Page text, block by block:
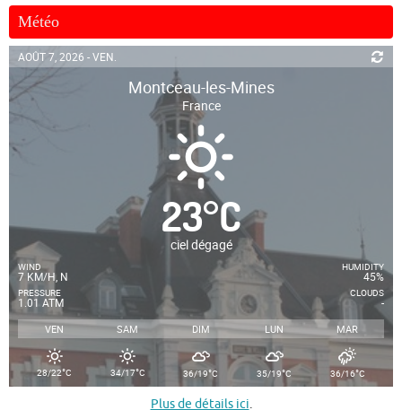
Météo
AOÛT 7, 2026 - VEN.
Montceau-les-Mines
France
23°C
ciel dégagé
WIND
7 KM/H, N
PRESSURE
1.01 ATM
HUMIDITY
45%
CLOUDS
-
VEN SAM DIM LUN MAR
28/22°C 34/17°C 36/19°C 35/19°C 36/16°C
Plus de détails ici.